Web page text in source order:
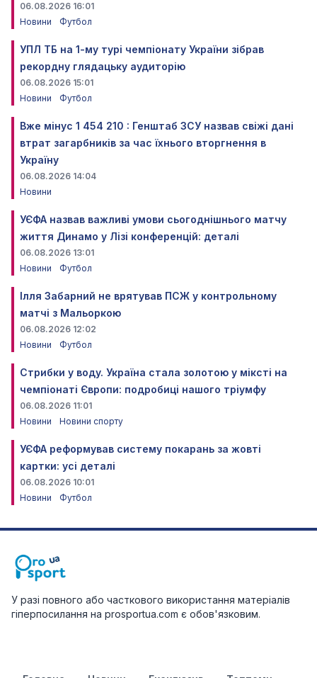
06.08.2026 16:01
Новини
Футбол
УПЛ ТБ на 1-му турі чемпіонату України зібрав
рекордну глядацьку аудиторію
06.08.2026 15:01
Новини
Футбол
Вже мінус 1 454 210 : Генштаб ЗСУ назвав свіжі дані
втрат загарбників за час їхнього вторгнення в
Україну
06.08.2026 14:04
Новини
УЄФА назвав важливі умови сьогоднішнього матчу
життя Динамо у Лізі конференцій: деталі
06.08.2026 13:01
Новини
Футбол
Ілля Забарний не врятував ПСЖ у контрольному
матчі з Мальоркою
06.08.2026 12:02
Новини
Футбол
Стрибки у воду. Україна стала золотою у міксті на
чемпіонаті Європи: подробиці нашого тріумфу
06.08.2026 11:01
Новини
Новини спорту
УЄФА реформував систему покарань за жовті
картки: усі деталі
06.08.2026 10:01
Новини
Футбол
У разі повного або часткового використання матеріалів
гіперпосилання на prosportua.com є обов'язковим.